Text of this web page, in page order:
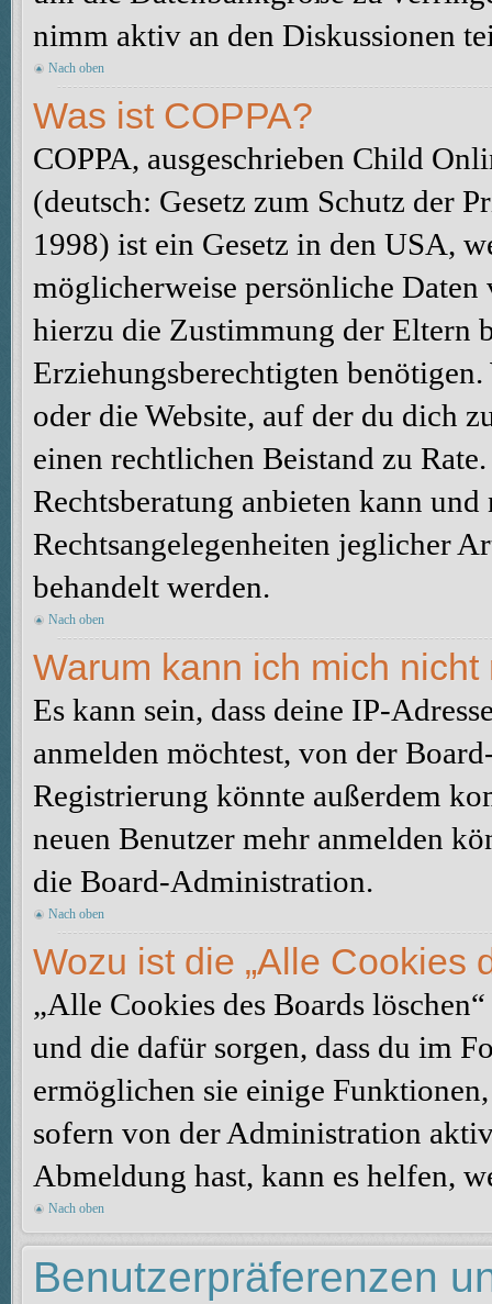
nimm aktiv an den Diskussionen
Nach oben
Was ist COPPA?
COPPA, ausgeschrieben Child
(deutsch: Gesetz zum Schutz der
1998) ist ein Gesetz in den USA,
möglicherweise persönliche
hierzu die Zustimmung der Eltern
Erziehungsberechtigten
oder die Website, auf der du dich
einen rechtlichen Beistand zu
Rechtsberatung anbieten kann
Rechtsangelegenheiten jeglicher
behandelt werden.
Nach oben
Warum kann ich mich nicht
Es kann sein, dass deine IP-
anmelden möchtest, von der
Registrierung könnte außerdem
neuen Benutzer mehr anmelden
die Board-Administration.
Nach oben
Wozu ist die „Alle Cookies
„Alle Cookies des Boards
und die dafür sorgen, dass du im
ermöglichen sie einige
sofern von der Administration
Abmeldung hast, kann es helfen,
Nach oben
Benutzerpräferenzen